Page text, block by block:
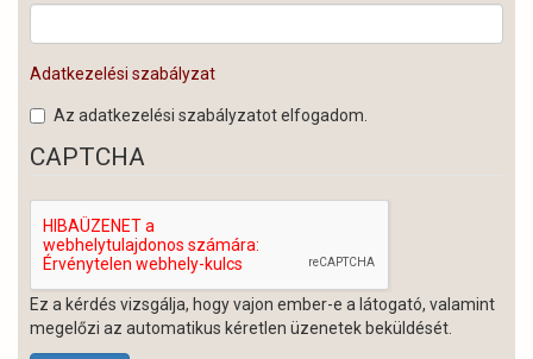
Adatkezelési szabályzat
Az adatkezelési szabályzatot elfogadom.
CAPTCHA
Ez a kérdés vizsgálja, hogy vajon ember-e a látogató, valamint
megelőzi az automatikus kéretlen üzenetek beküldését.